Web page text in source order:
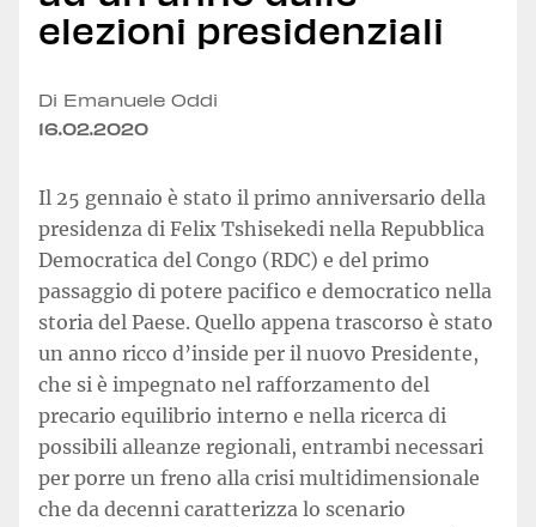
elezioni presidenziali
Di Emanuele Oddi
16.02.2020
Il 25 gennaio è stato il primo anniversario della
presidenza di Felix Tshisekedi nella Repubblica
Democratica del Congo (RDC) e del primo
passaggio di potere pacifico e democratico nella
storia del Paese. Quello appena trascorso è stato
un anno ricco d’inside per il nuovo Presidente,
che si è impegnato nel rafforzamento del
precario equilibrio interno e nella ricerca di
possibili alleanze regionali, entrambi necessari
per porre un freno alla crisi multidimensionale
che da decenni caratterizza lo scenario